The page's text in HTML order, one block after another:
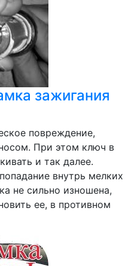
зажигания
повреждение,
При этом ключ в
и так далее.
внутрь мелких
не сильно изношена,
ее, в противном